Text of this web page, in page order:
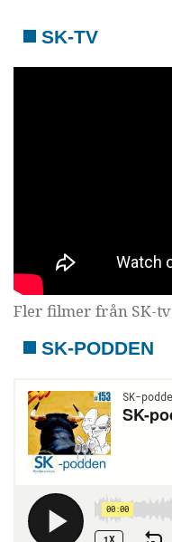
SK-TV
Fler filmer från SK-tv
SK-PODDEN